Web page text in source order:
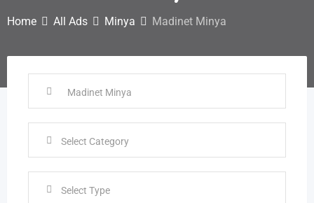
Home All Ads Minya Madinet Minya
Select Type